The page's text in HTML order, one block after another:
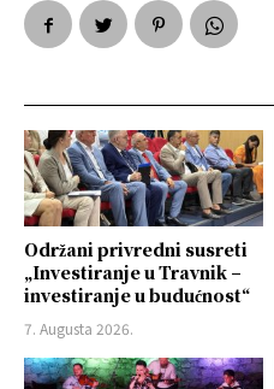
Održani privredni susreti
„Investiranje u Travnik –
investiranje u budućnost“
7. Augusta 2026.